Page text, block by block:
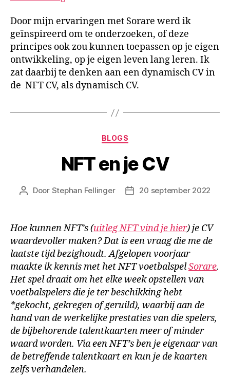
Door mijn ervaringen met Sorare werd ik
geïnspireerd om te onderzoeken, of deze
principes ook zou kunnen toepassen op je eigen
ontwikkeling, op je eigen leven lang leren. Ik
zat daarbij te denken aan een dynamisch CV in
de NFT CV, als dynamisch CV.
BLOGS
NFT en je CV
Door Stephan Fellinger 20 september 2022
Hoe kunnen NFT’s (uitleg NFT vind je hier) je CV
waardevoller maken? Dat is een vraag die me de
laatste tijd bezighoudt. Afgelopen voorjaar
maakte ik kennis met het NFT voetbalspelSorare.
Het spel draait om het elke week opstellen van
voetbalspelers die je ter beschikking hebt
*gekocht, gekregen of geruild), waarbij aan de
hand van de werkelijke prestaties van die spelers,
de bijbehorende talentkaarten meer of minder
waard worden. Via een NFT’s ben je eigenaar van
de betreffende talentkaart en kun je de kaarten
zelfs verhandelen.